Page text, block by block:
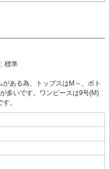
イズ :
用シーン :友人の結婚式
用時期 : 6月
用地域 :
標準
がある為、トップスはM～、ボト
多いです。ワンピースは9号(M)
。